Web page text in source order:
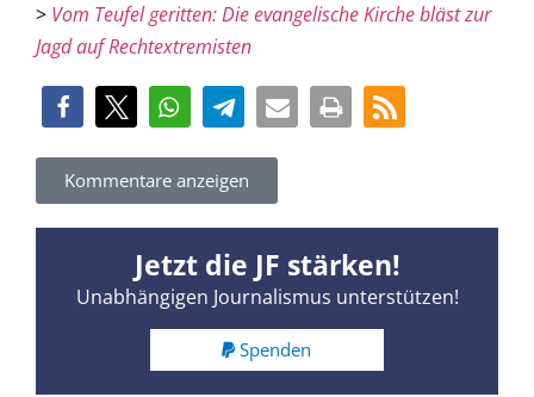
> Vom Teufel geritten: Die evangelischeKirchebläst zur
Jagd auf Rechtextremisten
Kommentare anzeigen
Jetzt die JF stärken!
Unabhängigen Journalismus unterstützen!
Spenden